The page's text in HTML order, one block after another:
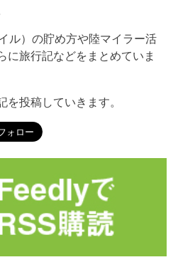
ル）の貯め方や陸マイラー活
に旅行記などをまとめていま
を投稿していきます。